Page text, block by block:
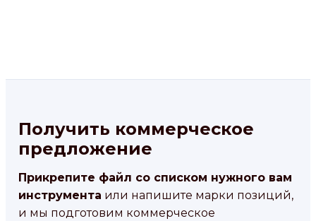
Получить коммерческое
предложение
Прикрепите файл со списком нужного вам
инструмента или напишите марки позиций,
и мы подготовим коммерческое